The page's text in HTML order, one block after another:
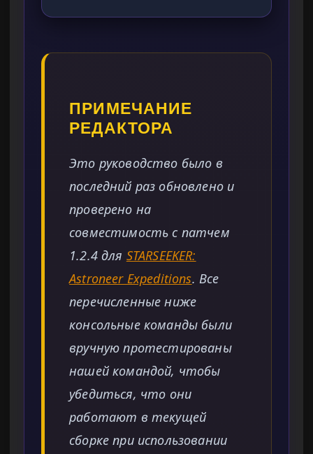
ПРИМЕЧАНИЕ
РЕДАКТОРА
Это руководство было в
последний раз обновлено и
проверено на
совместимость с патчем
1.2.4 для STARSEEKER:
Astroneer Expeditions. Все
перечисленные ниже
консольные команды были
вручную протестированы
нашей командой, чтобы
убедиться, что они
работают в текущей
сборке при использовании